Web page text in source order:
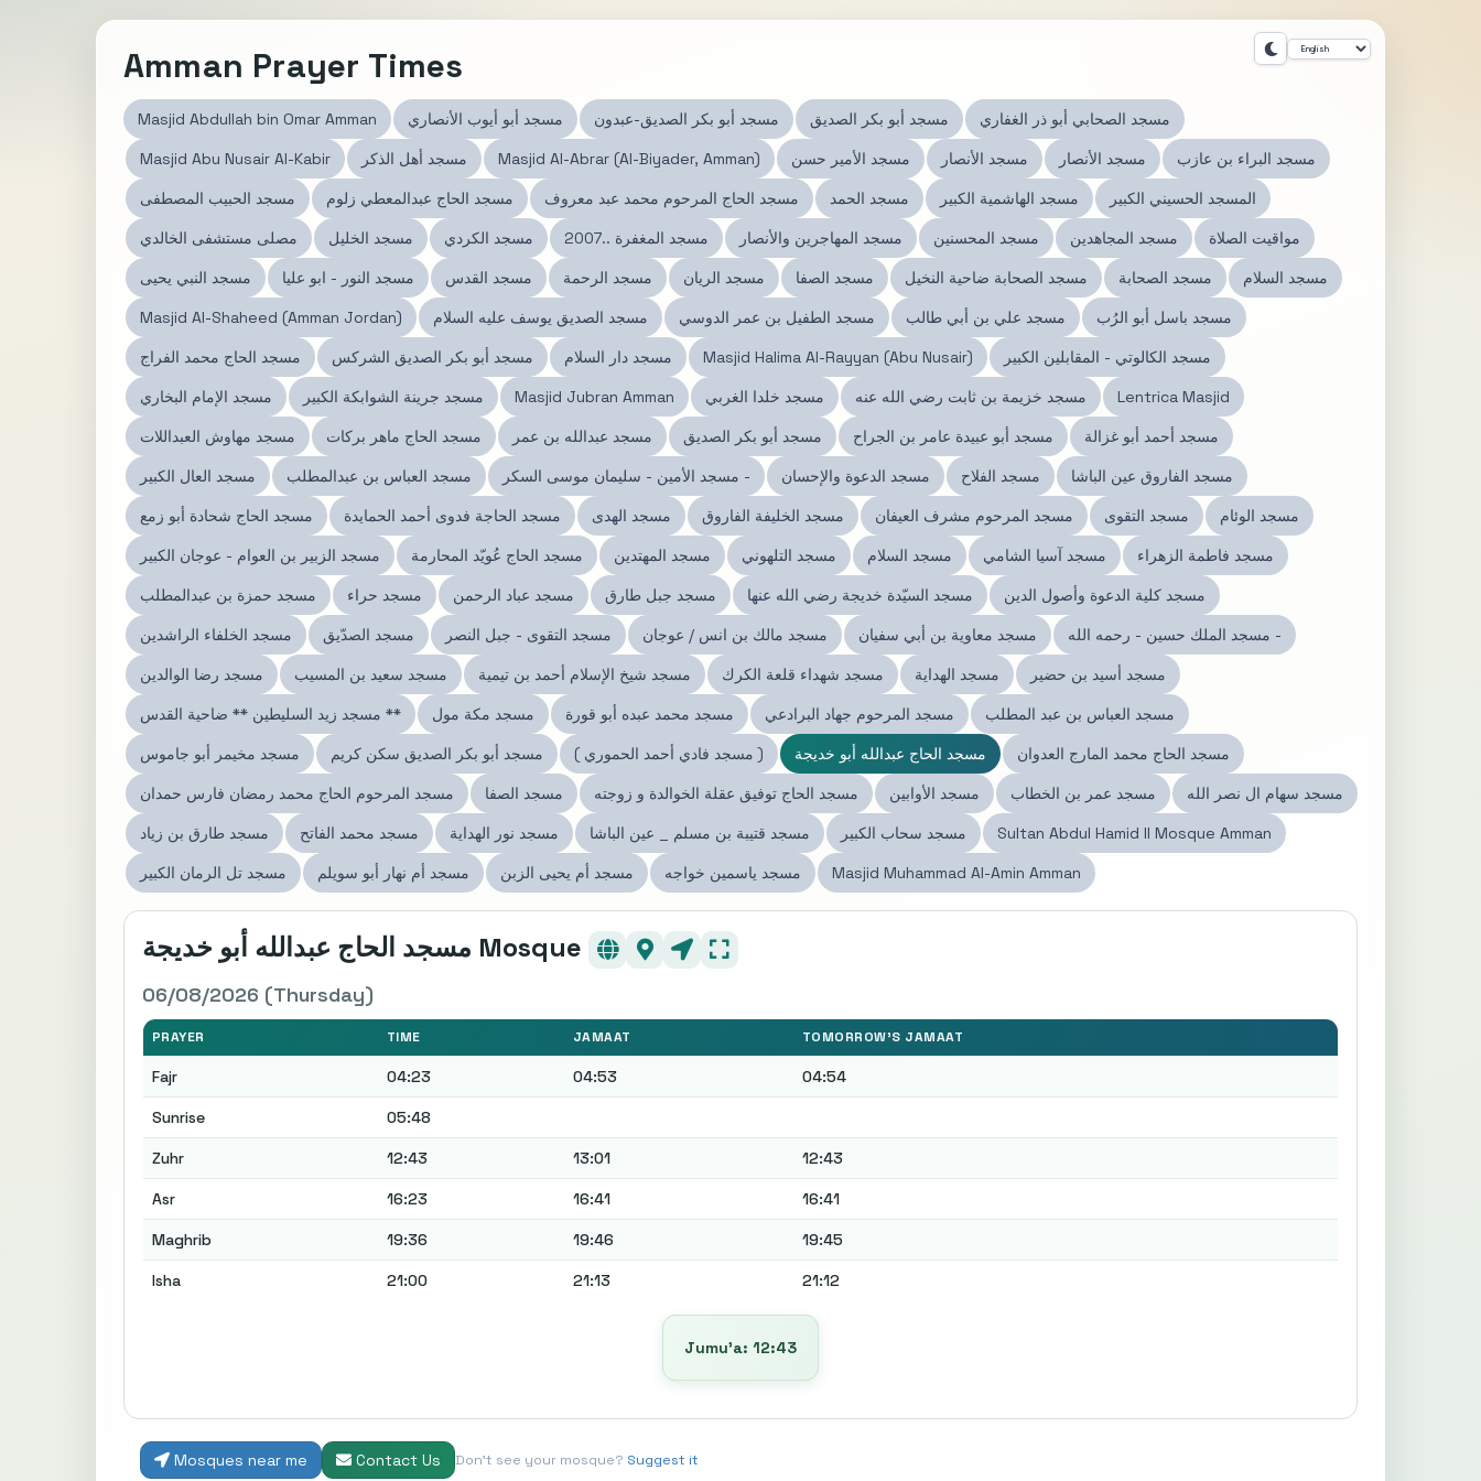
Amman Prayer Times
Masjid Abdullah bin Omar Amman مسجد أبو أيوب الأنصاري مسجد أبو بكر الصديق-عبدون مسجد أبو بكر الصديق
مسجد الصحابي أبو ذر الغفاري
Masjid Abu Nusair Al-Kabir
مسجد أهل الذكر Masjid Al-Abrar (Al-Biyader, Amman) مسجد الأمير حسن مسجد الأنصار مسجد الأنصار
مسجد البراء بن عازب
مسجد الحبيب المصطفى
مسجد الحاج عبدالمعطي زلوم مسجد الحاج المرحوم محمد عبد معروف مسجد الحمد مسجد الهاشمية الكبير
المسجد الحسيني الكبير
مصلى مستشفى الخالدي
مسجد الخليل مسجد الكردي مسجد المغفرة ..2007 مسجد المهاجرين والأنصار مسجد المحسنين مسجد المجاهدين
مواقيت الصلاة
مسجد النبي يحيى
مسجد النور - ابو عليا مسجد القدس مسجد الرحمة مسجد الريان مسجد الصفا مسجد الصحابة ضاحية النخيل مسجد الصحابة
مسجد السلام
Masjid Al-Shaheed (Amman Jordan)
مسجد الصديق يوسف عليه السلام مسجد الطفيل بن عمر الدوسي مسجد علي بن أبي طالب
مسجد باسل أبو الرُب
مسجد الحاج محمد الفراج
مسجد أبو بكر الصديق الشركس مسجد دار السلام Masjid Halima Al-Rayyan (Abu Nusair)
مسجد الكالوتي - المقابلين الكبير
مسجد الإمام البخاري
مسجد جرينة الشوابكة الكبير Masjid Jubran Amman مسجد خلدا الغربي مسجد خزيمة بن ثابت رضي الله عنه
Lentrica Masjid
مسجد مهاوش العبداللات
مسجد الحاج ماهر بركات مسجد عبدالله بن عمر مسجد أبو بكر الصديق مسجد أبو عبيدة عامر بن الجراح
مسجد أحمد أبو غزالة
مسجد العال الكبير
مسجد العباس بن عبدالمطلب مسجد الأمين - سليمان موسى السكر - مسجد الدعوة والإحسان مسجد الفلاح
مسجد الفاروق عين الباشا
مسجد الحاج شحادة أبو زمع
مسجد الحاجة فدوى أحمد الحمايدة مسجد الهدى مسجد الخليفة الفاروق مسجد المرحوم مشرف العيفان مسجد التقوى
مسجد الوئام
مسجد الزبير بن العوام - عوجان الكبير
مسجد الحاج عُويّد المحارمة مسجد المهتدين مسجد التلهوني مسجد السلام مسجد آسيا الشامي
مسجد فاطمة الزهراء
مسجد حمزة بن عبدالمطلب
مسجد حراء مسجد عباد الرحمن مسجد جبل طارق مسجد السيّدة خديجة رضي الله عنها
مسجد كلية الدعوة وأصول الدين
مسجد الخلفاء الراشدين
مسجد الصدّيق مسجد التقوى - جبل النصر مسجد مالك بن انس / عوجان مسجد معاوية بن أبي سفيان
مسجد الملك حسين - رحمه الله -
مسجد رضا الوالدين
مسجد سعيد بن المسيب مسجد شيخ الإسلام أحمد بن تيمية مسجد شهداء قلعة الكرك مسجد الهداية
مسجد أسيد بن حضير
مسجد زيد السليطين ** ضاحية القدس **
مسجد مكة مول مسجد محمد عبده أبو قورة مسجد المرحوم جهاد البرادعي
مسجد العباس بن عبد المطلب
مسجد مخيمر أبو جاموس
مسجد أبو بكر الصديق سكن كريم ( مسجد فادي أحمد الحموري ) مسجد الحاج عبدالله أبو خديجة
مسجد الحاج محمد المارج العدوان
مسجد المرحوم الحاج محمد رمضان فارس حمدان
مسجد الصفا مسجد الحاج توفيق عقلة الخوالدة و زوجته مسجد الأوابين مسجد عمر بن الخطاب
مسجد سهام ال نصر الله
مسجد طارق بن زياد
مسجد محمد الفاتح مسجد نور الهداية مسجد قتيبة بن مسلم _ عين الباشا مسجد سحاب الكبير
Sultan Abdul Hamid II Mosque Amman
مسجد تل الرمان الكبير
مسجد أم نهار أبو سويلم مسجد أم يحيى الزبن مسجد ياسمين خواجه Masjid Muhammad Al-Amin Amman
مسجد الحاج عبدالله أبو خديجة Mosque
06/08/2026 (Thursday)
PRAYER TIME JAMAAT TOMORROW'S JAMAAT
Fajr 04:23 04:53 04:54
Sunrise 05:48
Zuhr 12:43 13:01 12:43
Asr 16:23 16:41 16:41
Maghrib 19:36 19:46 19:45
Isha 21:00 21:13 21:12
Jumu’a: 12:43
Mosques near me Contact Us Don't see your mosque? Suggest it